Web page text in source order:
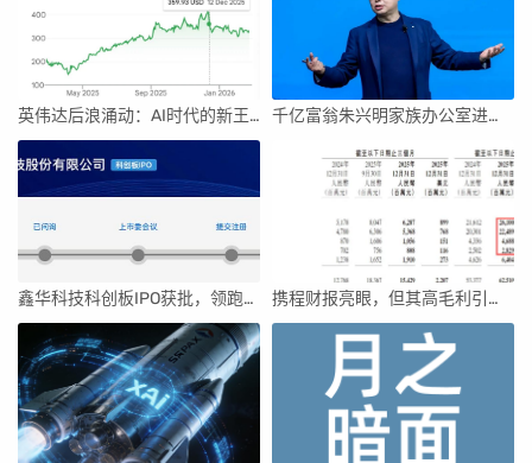
英伟达后浪涌动：AI时代的新王者与隐忧 千亿富翁朱兴明家族办公室进军VC圈
鑫华科技科创板IPO获批，领跑国内半导体材料市场 携程财报亮眼，但其高毛利引发行业争议